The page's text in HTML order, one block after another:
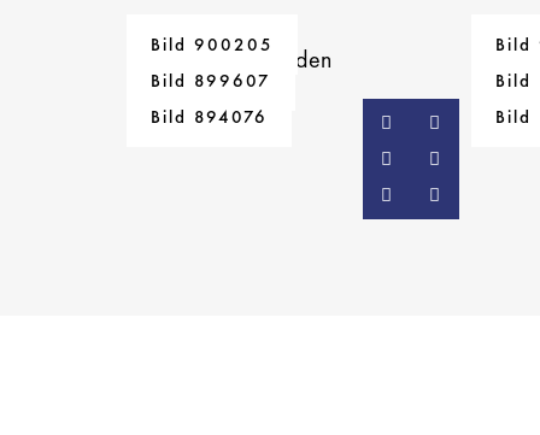
1353Bilder gefunden
Bild 900205
Bild
Bild 899607
Bild
Bild 894076
Bild